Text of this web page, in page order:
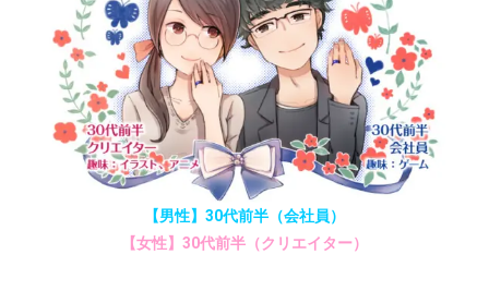
【男性】30代前半（会社員）
【女性】30代前半（クリエイター）